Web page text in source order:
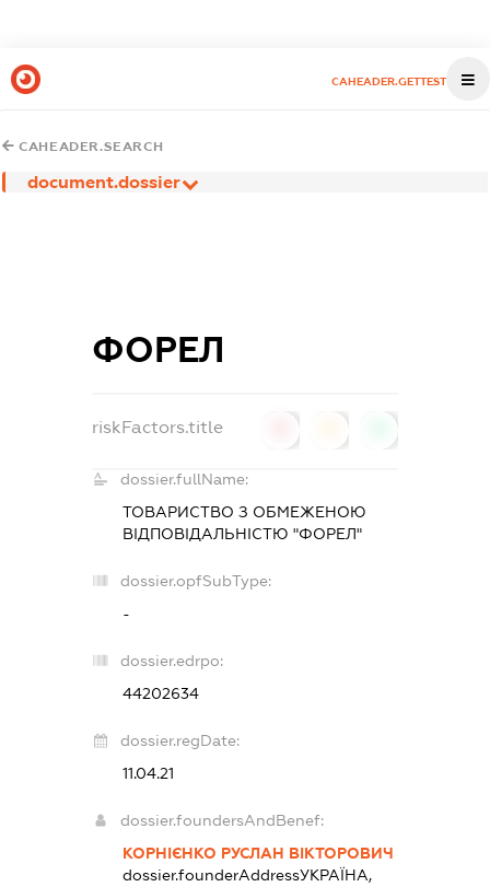
CAHEADER.GETTEST
CAHEADER.SEARCH
document.dossier
ФОРЕЛ
riskFactors.title
dossier.fullName:
ТОВАРИСТВО З ОБМЕЖЕНОЮ
ВІДПОВІДАЛЬНІСТЮ "ФОРЕЛ"
dossier.opfSubType:
-
dossier.edrpo:
44202634
dossier.regDate:
11.04.21
dossier.foundersAndBenef:
КОРНІЄНКО РУСЛАН ВІКТОРОВИЧ
dossier.founderAddressУКРАЇНА,